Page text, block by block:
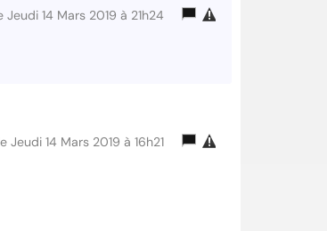
Jeudi 14 Mars 2019 à 21h24
Jeudi 14 Mars 2019 à 16h21